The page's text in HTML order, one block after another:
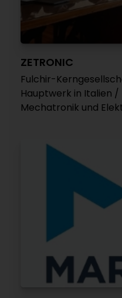
ZETRONIC
Fulchir-
Hauptwerk in Italien /
Mechatronik und